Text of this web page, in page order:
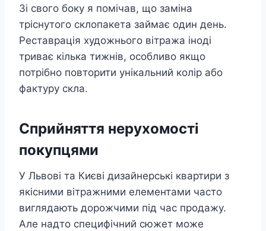
Зі свого боку я помічав, що заміна
тріснутого склопакета займає один день.
Реставрація художнього вітража іноді
триває кілька тижнів, особливо якщо
потрібно повторити унікальний колір або
фактуру скла.
Сприйняття нерухомості
покупцями
У Львові та Києві дизайнерські квартири з
якісними вітражними елементами часто
виглядають дорожчими під час продажу.
Але надто специфічний сюжет може